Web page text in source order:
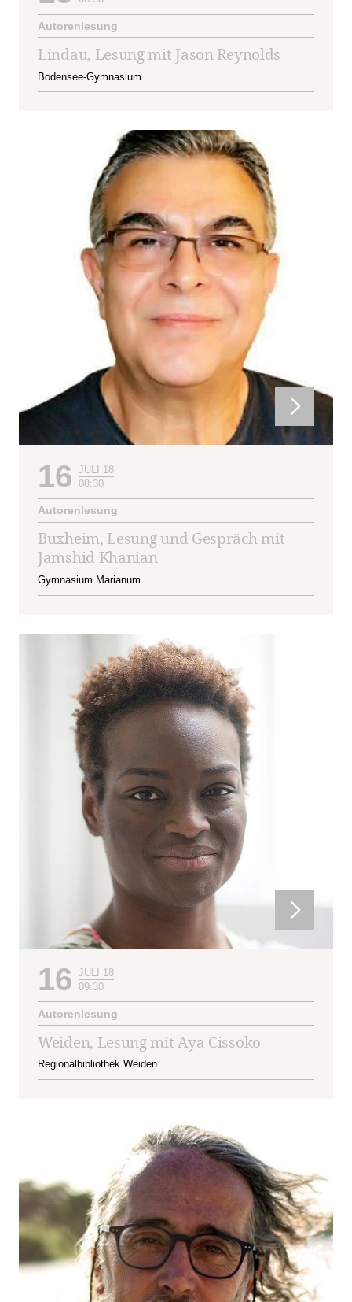
Autorenlesung
Lindau, Lesung mit Jason Reynolds
Bodensee-Gymnasium
16 JULI 18
08:30
Autorenlesung
Buxheim, Lesung und Gespräch mit
Jamshid Khanian
Gymnasium Marianum
16 JULI 18
09:30
Autorenlesung
Weiden, Lesung mit Aya Cissoko
Regionalbibliothek Weiden